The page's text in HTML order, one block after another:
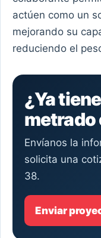
actúen como un
mejorando su
reduciendo el
¿Ya
metrado
Envíanos la
solicita una
38.
Enviar